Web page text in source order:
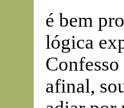
é bem
lógica
afinal,